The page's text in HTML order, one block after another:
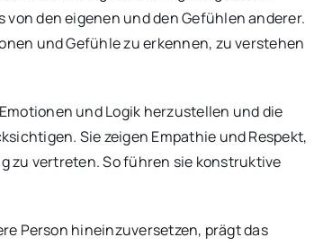
den eigenen und den Gefühlen anderer.
und Gefühle zu erkennen, zu verstehen
und Logik herzustellen und die
Sie zeigen Empathie und Respekt,
zu vertreten. So führen sie konstruktive
Person hineinzuversetzen, prägt das